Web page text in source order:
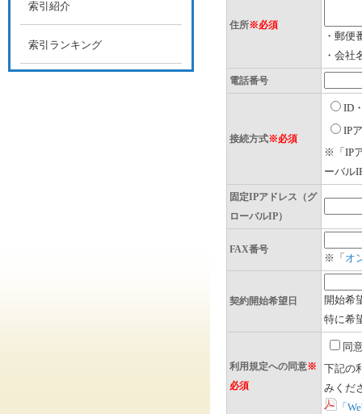
住所※必須
・郵便
・会社
電話番号
接続方式※必須
ID
IP
※「IP
ーバル
固定IPアドレス（グ
ローバルIP）
FAX番号
※「 オ
契約開始希望日
開始希
特に希
利用規定への同意※
必須
同
下記の
みくだ
「
索引紹介
索引ランキング